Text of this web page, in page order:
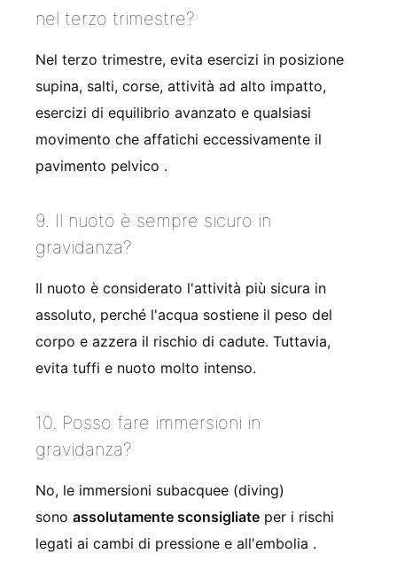
nel terzo trimestre?
Nel terzo trimestre, evita esercizi in posizione
supina, salti, corse, attività ad alto impatto,
esercizi di equilibrio avanzato e qualsiasi
movimento che affatichi eccessivamente il
pavimento pelvico .
9. Il nuoto è sempre sicuro in
gravidanza?
Il nuoto è considerato l'attività più sicura in
assoluto, perché l'acqua sostiene il peso del
corpo e azzera il rischio di cadute. Tuttavia,
evita tuffi e nuoto molto intenso.
10. Posso fare immersioni in
gravidanza?
No, le immersioni subacquee (diving)
sono assolutamente sconsigliate per i rischi
legati ai cambi di pressione e all'embolia .